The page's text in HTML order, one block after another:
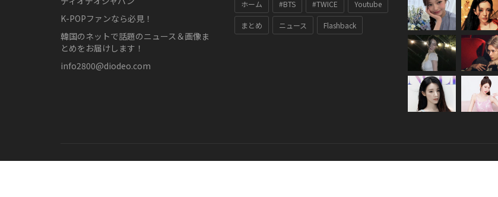
K-POPファンなら必見！
韓国のネットで話題のニュース＆画像ま
とめをお届けします！
info2800@diodeo.com
ホーム #BTS #TWICE Youtube
まとめ ニュース Flashback